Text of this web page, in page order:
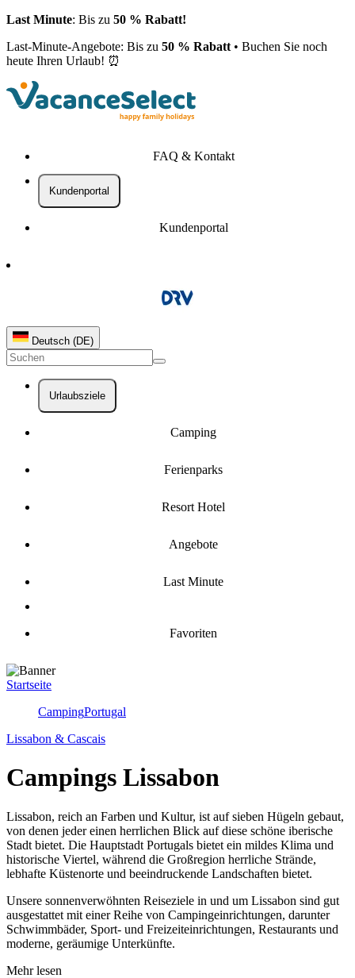
Last Minute: Bis zu 50 % Rabatt!
Last-Minute-Angebote: Bis zu 50 % Rabatt • Buchen Sie noch
heute Ihren Urlaub! ⏰
FAQ & Kontakt
Kundenportal
Kundenportal
Deutsch (DE)
Urlaubsziele
Camping
Ferienparks
Resort Hotel
Angebote
Last Minute
Favoriten
Startseite
CampingPortugal
Lissabon & Cascais
Campings Lissabon
Lissabon, reich an Farben und Kultur, ist auf sieben Hügeln gebaut,
von denen jeder einen herrlichen Blick auf diese schöne iberische
Stadt bietet. Die Hauptstadt Portugals bietet ein mildes Klima und
historische Viertel, während die Großregion herrliche Strände,
lebhafte Küstenorte und beeindruckende Landschaften bietet.
Unsere sonnenverwöhnten Reiseziele in und um Lissabon sind gut
ausgestattet mit einer Reihe von Campingeinrichtungen, darunter
Schwimmbäder, Sport- und Freizeiteinrichtungen, Restaurants und
moderne, geräumige Unterkünfte.
Mehr lesen